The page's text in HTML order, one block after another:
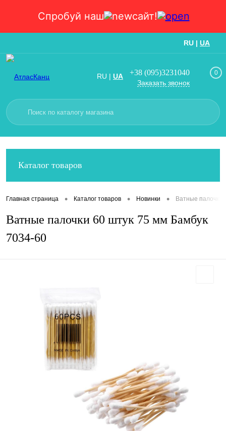
Спробуй наш сайт!
RU | UA
RU | UA +38 (095)3231040
Заказать звонок
0
Каталог товаров
Главная страница • Каталог товаров • Новинки • Ватные палочки
Ватные палочки 60 штук 75 мм Бамбук
7034-60